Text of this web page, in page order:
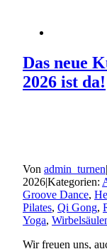
Das neue
2026 ist da!
Von admin_turnen|
2026|Kategorien:
Groove Dance,
Pilates, Qi Gong,
Yoga,
Wir freuen uns,